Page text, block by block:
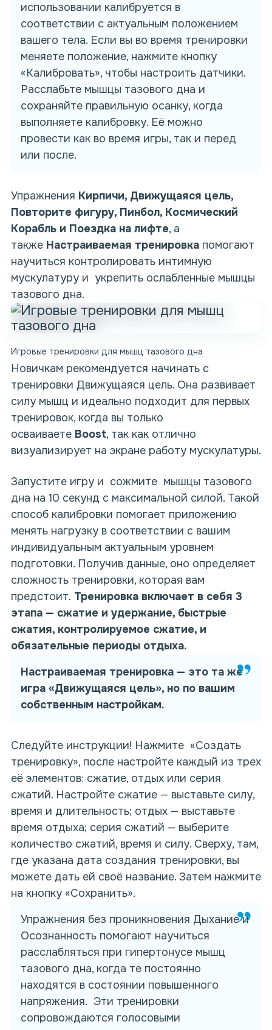
использовании калибруется в
соответствии с актуальным положением
вашего тела. Если вы во время тренировки
меняете положение, нажмите кнопку
«Калибровать», чтобы настроить датчики.
Расслабьте мышцы тазового дна и
сохраняйте правильную осанку, когда
выполняете калибровку. Её можно
провести как во время игры, так и перед
или после.
Упражнения Кирпичи, Движущаяся цель,
Повторите фигуру, Пинбол, Космический
Корабль и Поездка на лифте, а
также Настраиваемая тренировка помогают
научиться контролировать интимную
мускулатуру и укрепить ослабленные мышцы
тазового дна.
Игровые тренировки для мышц тазового дна
Новичкам рекомендуется начинать с
тренировки Движущаяся цель. Она развивает
силу мышц и идеально подходит для первых
тренировок, когда вы только
осваиваете Boost, так как отлично
визуализирует на экране работу мускулатуры.
Запустите игру и сожмите мышцы тазового
дна на 10 секунд с максимальной силой. Такой
способ калибровки помогает приложению
менять нагрузку в соответствии с вашим
индивидуальным актуальным уровнем
подготовки. Получив данные, оно определяет
сложность тренировки, которая вам
предстоит. Тренировка включает в себя 3
этапа — сжатие и удержание, быстрые
сжатия, контролируемое сжатие, и
обязательные периоды отдыха.
Настраиваемая тренировка — это та же
игра «Движущаяся цель», но по вашим
собственным настройкам.
Следуйте инструкции! Нажмите «Создать
тренировку», после настройте каждый из трех
её элементов: сжатие, отдых или серия
сжатий. Настройте сжатие — выставьте силу,
время и длительность; отдых — выставьте
время отдыха; серия сжатий — выберите
количество сжатий, время и силу. Сверху, там,
где указана дата создания тренировки, вы
можете дать ей своё название. Затем нажмите
на кнопку «Сохранить».
Упражнения без проникновения Дыхание и
Осознанность помогают научиться
расслабляться при гипертонусе мышц
тазового дна, когда те постоянно
находятся в состоянии повышенного
напряжения. Эти тренировки
сопровождаются голосовыми